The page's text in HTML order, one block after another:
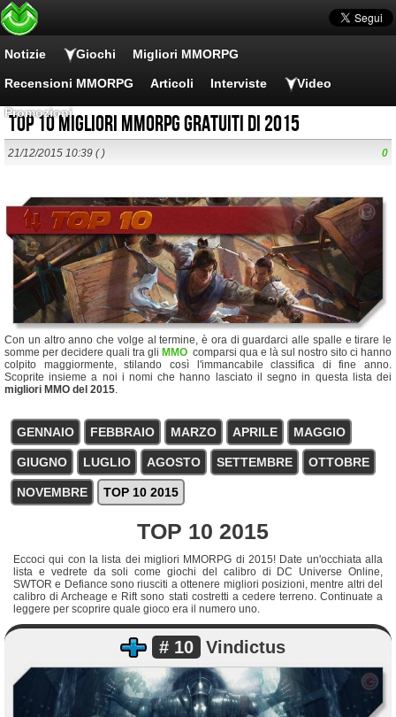
Notizie Giochi Migliori MMORPG
Recensioni MMORPG Articoli Interviste Video
Promozioni
TOP 10 migliori MMORPG gratuiti di 2015
21/12/2015 10:39 ( ) 0
Con un altro anno che volge al termine, è ora di guardarci alle spalle e tirare le
somme per decidere quali tra gli MMO comparsi qua e là sul nostro sito ci hanno
colpito maggiormente, stilando così l'immancabile classifica di fine anno.
Scoprite insieme a noi i nomi che hanno lasciato il segno in questa lista dei
migliori MMO del 2015.
GENNAIO FEBBRAIO MARZO APRILE MAGGIO
GIUGNO LUGLIO AGOSTO SETTEMBRE OTTOBRE
NOVEMBRE TOP 10 2015
TOP 10 2015
Eccoci qui con la lista dei migliori MMORPG di 2015! Date un'occhiata alla
lista e vedrete da soli come giochi del calibro di DC Universe Online,
SWTOR e Defiance sono riusciti a ottenere migliori posizioni, mentre altri del
calibro di Archeage e Rift sono stati costretti a cedere terreno. Continuate a
leggere per scoprire quale gioco era il numero uno.
# 10 Vindictus